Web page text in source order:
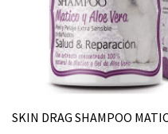
SKIN DRAG SHAMPOO